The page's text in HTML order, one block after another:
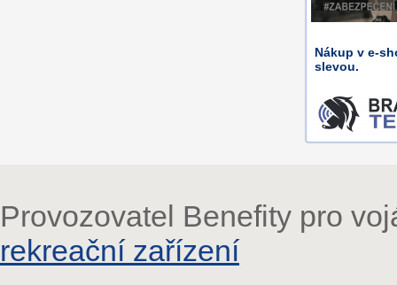
Nákup v e-
slevou.
Provozovatel Benefity pro
rekreační zařízení